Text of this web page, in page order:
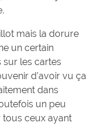
mais la dorure
un certain
sur les cartes
d’avoir vu ça
dans
un peu
tous ceux ayant